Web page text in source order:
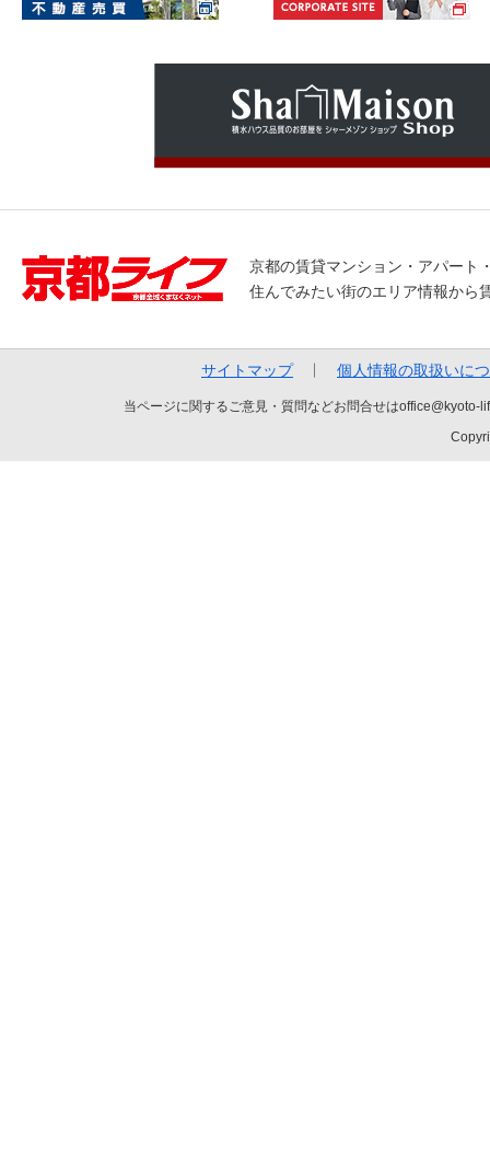
京都の賃貸マンション・アパート
住んでみたい街のエリア情報から
サイトマップ 個人情報の取扱いに
当ページに関するご意見・質問などお問合せは